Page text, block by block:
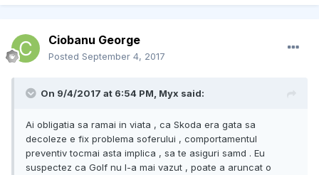
Ciobanu George
Posted September 4, 2017
On 9/4/2017 at 6:54 PM, Myx said:
Ai obligatia sa ramai in viata , ca Skoda era gata sa
decoleze e fix problema soferului , comportamentul
preventiv tocmai asta implica , sa te asiguri samd . Eu
suspectez ca Golf nu l-a mai vazut , poate a aruncat o